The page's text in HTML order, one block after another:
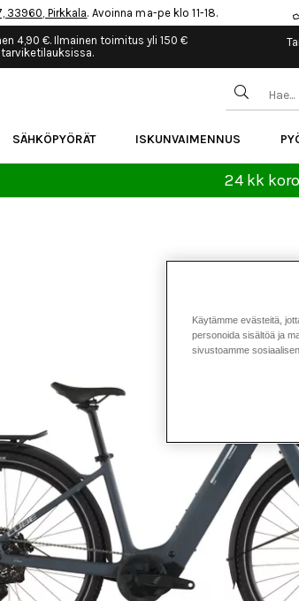
33960, Pirkkala. Avoinna ma-pe klo 11-18.
4,90 €. Ilmainen toimitus yli 150 €
tarviketilauksissa.
SÄHKÖPYÖRÄT ISKUNVAIMENNUS
24 kk
Käytämme evästeitä,
personoida sisältöä ja
sivustoamme